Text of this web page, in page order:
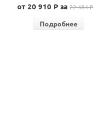
от 20 910 P за22 484 P
Подробнее